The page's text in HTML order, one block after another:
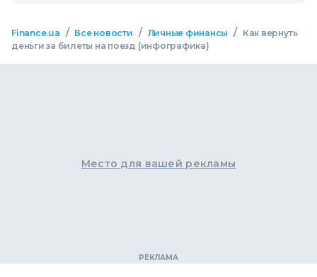
Finance.ua / Все новости / Личные финансы /
Как вернуть
деньги за билеты на поезд (инфографика)
Место для вашей рекламы